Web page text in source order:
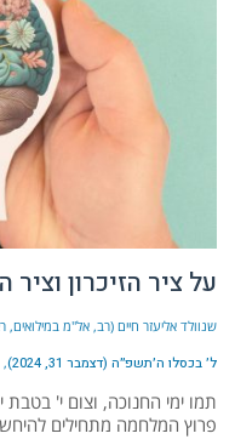
על ציר הזיכרון וציר
שנוולד אליעזר חיים (רב, אל"מ
ל׳ בכסלו ה׳תשפ״ה (דצמבר 31, 2024)
תמו ימי החנוכה, וצום י'
פרוץ המלחמה מתחילים